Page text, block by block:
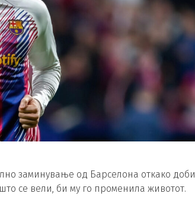
заминување од Барселона откако доби
се вели, би му го променила животот.